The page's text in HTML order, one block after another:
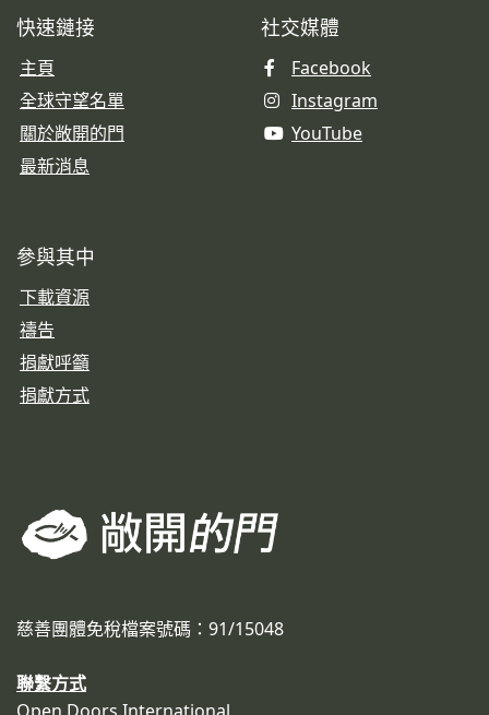
快速鏈接
主頁
全球守望名單
關於敞開的門
最新消息
社交媒體
Facebook
Instagram
YouTube
參與其中
下載資源
禱告
捐獻呼籲
捐獻方式
慈善團體免稅檔案號碼：91/15048
聯繫方式